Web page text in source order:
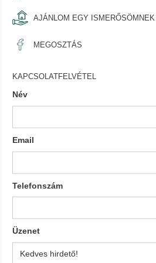
AJÁNLOM EGY ISMERŐSÖMNEK
MEGOSZTÁS
KAPCSOLATFELVÉTEL
Név
Email
Telefonszám
Üzenet